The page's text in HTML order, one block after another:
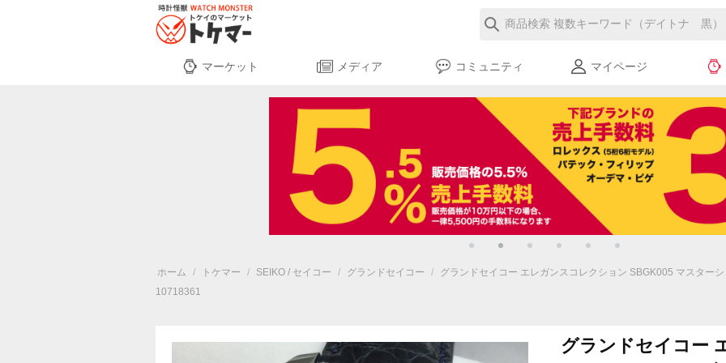
マーケット メディア コミュニティ マイページ
ホーム / トケマー / SEIKO / セイコー / グランドセイコー /
グランドセイコー エレガンスコレクション SBGK005 マスター
10718361
グランドセイコー